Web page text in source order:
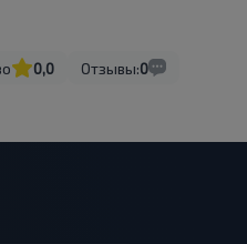
0,0 Отзывы:0